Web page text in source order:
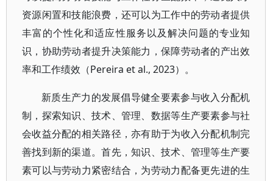
资源闲置和技能浪费，还可以为工作中的劳动者提供
丰富的个性化和适应性服务以及解决问题的专业知
识，协助劳动者提升决策能力，保障劳动者的产出效
率和工作绩效（Pereira et al., 2023）。
新质生产力的发展倡导健全要素参与收入分配机
制，探索知识、技术、管理、数据等生产要素参与社
会收益分配的相关路径，亦有助于为收入分配机制完
善找到新的渠道。首先，知识、技术、管理等生产要
素可以与劳动力紧密结合，为劳动力配备更先进的生